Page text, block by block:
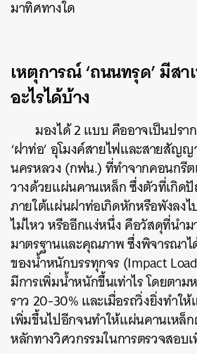
มาทิศทางใด
เหตุการณ์ ‘ถนนทรุด’ มีส
อะไรได้บ้าง
มองได้ 2 แบบ คืออาจเป็นปรา
‘ฝาท่อ’อุโมงค์สายไฟและสายสัญ
นครหลวง (กฟน.)ที่ทำจากคอนกรีต
วางด้วยแผ่นคานเหล็ก ซึ่งตัวที่เกิด
ภายใต้แผ่นฝาท่อเกิดหักหรือพังลง
ไม่ไหว หรืออีกแง่หนึ่ง คือวัสดุที่นำ
มาตรฐานและคุณภาพ ซึ่งพิจารณาไ
ของน้ำหนักบรรทุกจร (Impact
มีการเพิ่มน้ำหนักขึ้นเท่าไร โดยตา
ราว 20-30% และเมื่อรถวิ่งยิ่งทำใ
เพิ่มขึ้นไปอีกจนทำให้แผ่นคานเหล็
หลักทางวิศวกรรมในการตรวจสอบ